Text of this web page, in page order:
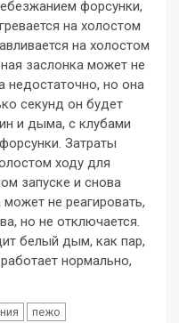
форсунки,
на холостом
на холостом
заслонка может не
недостаточно, но она
секунд он будет
и дыма, с клубами
Затраты
ходу для
запуске и снова
не реагировать,
но не отключается.
белый дым, как пар,
нормально,
пежо